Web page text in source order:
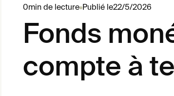
0min de lecture Publié le22/5/2026
Fonds
compte à